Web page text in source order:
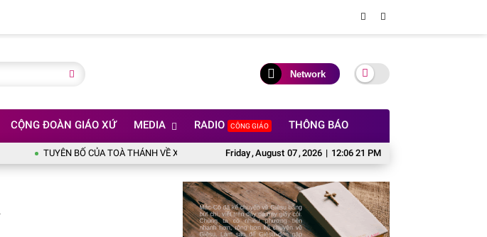
Network
CỘNG ĐOÀN GIÁO XỨ MEDIA RADIO CÔNG GIÁO THÔNG BÁO
Friday,August 07,2026 | 12:06 22 PM
TUYÊN BỐ CỦA TOÀ THÁNH VỀ XÚC PHẠM TÔN GIÁO Ở OLYMPIC 2024 LỄ TRO - “Tro” có ý nghĩa gì đối với con